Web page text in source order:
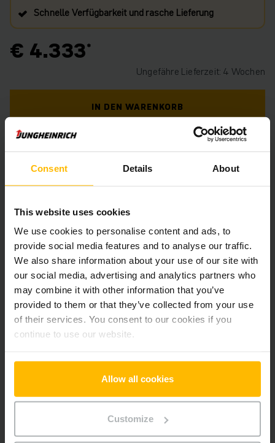
Consent Details About
This website uses cookies
We use cookies to personalise content and ads, to
provide social media features and to analyse our traffic.
We also share information about your use of our site with
our social media, advertising and analytics partners who
may combine it with other information that you’ve
provided to them or that they’ve collected from your use
of their services. You consent to our cookies if you
continue to use our website.
Allow all cookies
Customize
Schnelle Verfügbarkeit und rasche Lieferung
€ 4.333
Ungefähre Lieferzeit: 4 Wochen
IN DEN WARENKORB
HABEN SIE FRAGEN ZU DIESEM PRODUKT?
Der Zwischenverkauf ist vorbehalten.
Produktinformationen
Der folgende Abschnitt bietet eine umfassende
Zusammenfassung der technischen Spezifikationen und
Ausstattungen des Fahrzeugs.
Technische Daten
Ladegerät Ja, 24 V / 35 A
2025